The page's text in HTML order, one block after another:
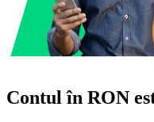
Contul în RON